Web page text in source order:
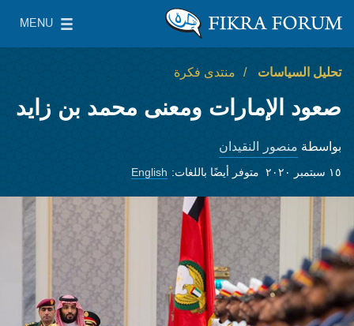
معهد واشنطن لسياسات الشرق الأدنى
MENU
Main Menu
تحليل السياسات منتدى فكرة
صعود الإمارات ومعنى محمد بن زايد
بواسطة منصور النقيدان
١٥ سبتمبر ٢٠٢٠ متوفر أيضًا باللغات: English